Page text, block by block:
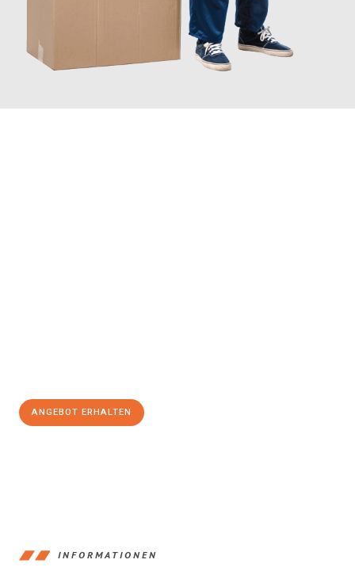
ANGEBOT ERHALTEN
INFORMATIONEN